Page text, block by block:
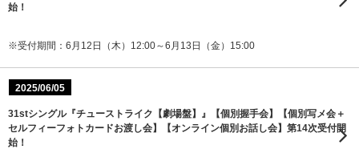
始！
※受付期間：6月12日（木）12:00～6月13日（金）15:00
2025/06/05
31stシングル『チューストライク【劇場盤】』【個別握手会】【個別写メ会＋
セルフィーフォトカードお渡し会】【オンライン個別お話し会】第14次受付開
始！